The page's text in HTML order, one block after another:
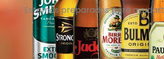
Estamos preparados para